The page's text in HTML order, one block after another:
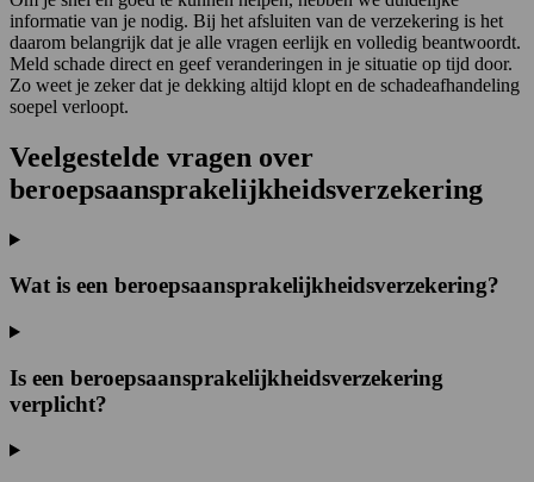
informatie van je nodig. Bij het afsluiten van de verzekering is het
daarom belangrijk dat je alle vragen eerlijk en volledig beantwoordt.
Meld schade direct en geef veranderingen in je situatie op tijd door.
Zo weet je zeker dat je dekking altijd klopt en de schadeafhandeling
soepel verloopt.
Veelgestelde vragen over
beroepsaansprakelijkheidsverzekering
Wat is een beroepsaansprakelijkheidsverzekering?
Is een beroepsaansprakelijkheidsverzekering
verplicht?